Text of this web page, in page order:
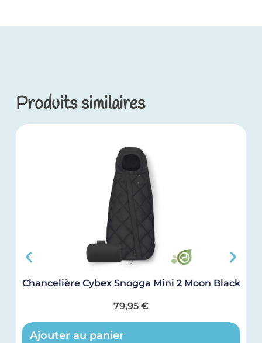
Produits similaires
Chancelière Cybex Snogga Mini 2 Moon Black
79,95 €
Ajouter au panier